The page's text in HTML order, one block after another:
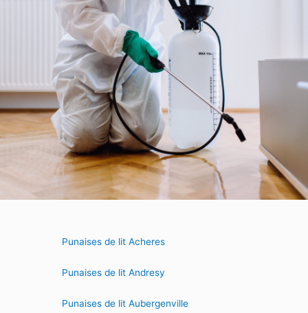
Punaises de lit Acheres
Punaises de lit Andresy
Punaises de lit Aubergenville